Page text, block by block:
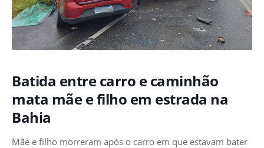
Batida entre carro e caminhão
mata mãe e filho em estrada na
Bahia
Mãe e filho morreram após o carro em que estavam bater